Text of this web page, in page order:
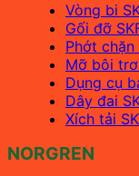
Vòng bi
Gối đỡ
Phớt chặn
Mỡ bôi
Dụng cụ
Dây đai
Xích tải
NORGREN